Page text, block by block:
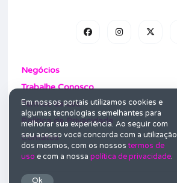
Negócios
Trabalhe Conosco
Termos de uso
Política de Privacidade
Contatos
Em nossos portais utilizamos cookies e
algumas tecnologias semelhantes para
melhorar sua experiência. Ao seguir com
seu acesso você concorda com a utilização
dos mesmos, com os nossos termos de
uso e com a nossa política de privacidade.
Ok